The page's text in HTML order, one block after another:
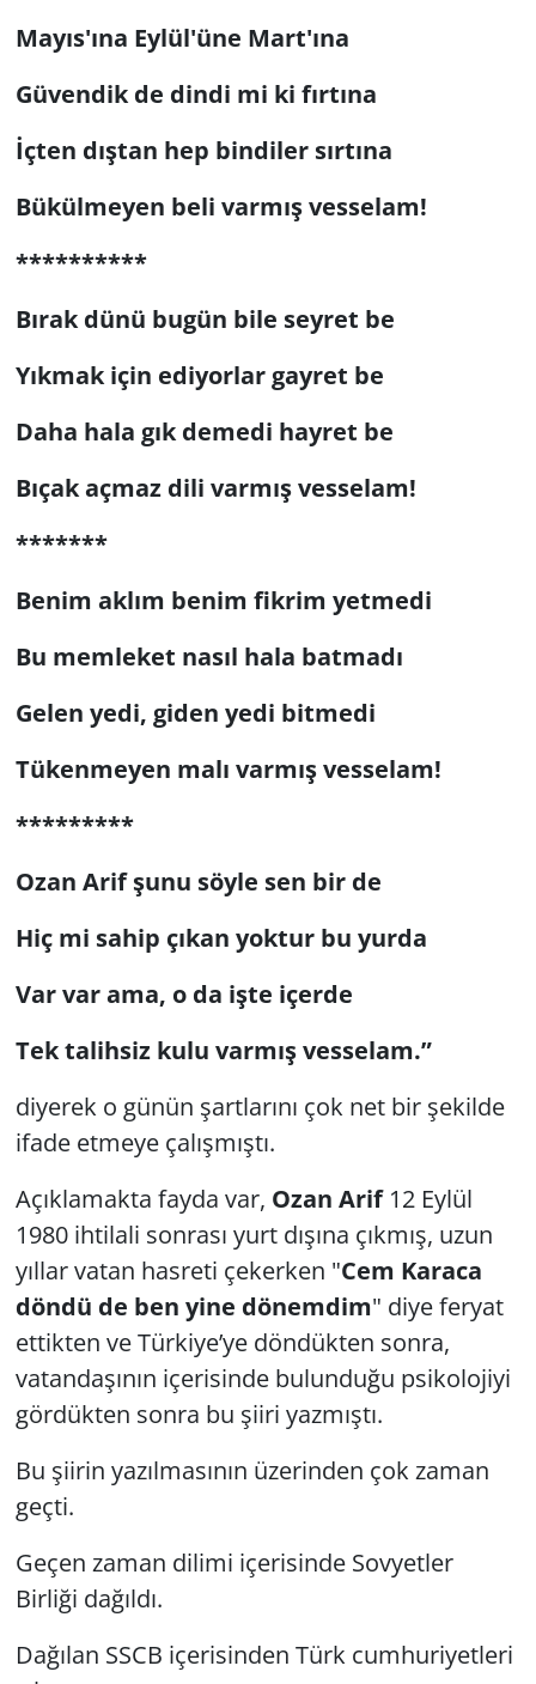
Mayıs'ına Eylül'üne Mart'ına
Güvendik de dindi mi ki fırtına
İçten dıştan hep bindiler sırtına
Bükülmeyen beli varmış vesselam!
**********
Bırak dünü bugün bile seyret be
Yıkmak için ediyorlar gayret be
Daha hala gık demedi hayret be
Bıçak açmaz dili varmış vesselam!
*******
Benim aklım benim fikrim yetmedi
Bu memleket nasıl hala batmadı
Gelen yedi, giden yedi bitmedi
Tükenmeyen malı varmış vesselam!
*********
Ozan Arif şunu söyle sen bir de
Hiç mi sahip çıkan yoktur bu yurda
Var var ama, o da işte içerde
Tek talihsiz kulu varmış vesselam.”
diyerek o günün şartlarını çok net bir şekilde
ifade etmeye çalışmıştı.
Açıklamakta fayda var, Ozan Arif12 Eylül
1980 ihtilali sonrası yurt dışına çıkmış, uzun
yıllar vatan hasreti çekerken "Cem Karaca
döndü de ben yine dönemdim" diye feryat
ettikten ve Türkiye’ye döndükten sonra,
vatandaşının içerisinde bulunduğu psikolojiyi
gördükten sonra bu şiiri yazmıştı.
Bu şiirin yazılmasının üzerinden çok zaman
geçti.
Geçen zaman dilimi içerisinde Sovyetler
Birliği dağıldı.
Dağılan SSCB içerisinden Türk cumhuriyetleri